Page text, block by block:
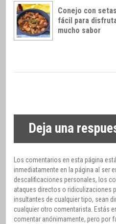
Conejo con
fácil para
mucho sabor
Deja una
Los comentarios en esta página
inmediatamente en la página al ser
descalificaciones personales, los
ataques directos o ridiculizaciones
insultantes de cualquier tipo, sean
cualquier otro comentarista. Estás
comentar anónimamente, pero por